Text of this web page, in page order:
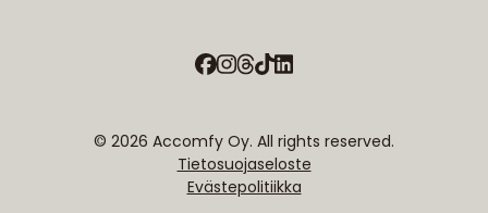
© 2026 Accomfy Oy. All rights reserved.
Tietosuojaseloste
Evästepolitiikka